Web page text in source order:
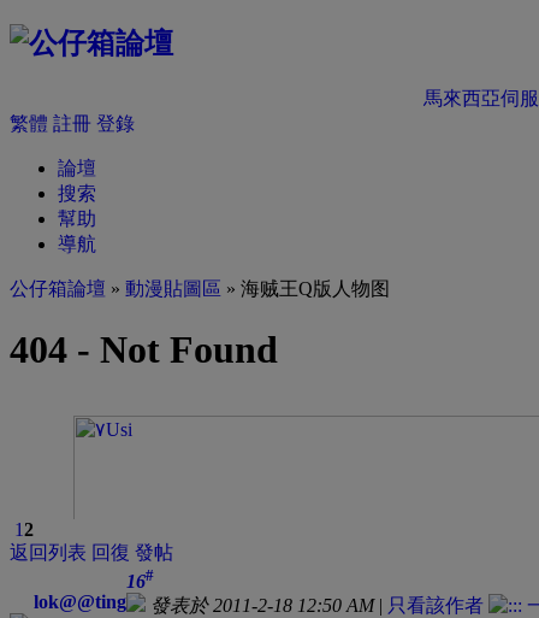
馬來西亞伺
繁體 註冊 登錄
論壇
搜索
幫助
導航
公仔箱論壇 » 動漫貼圖區 » 海贼王Q版人物图
12
返回列表 回復 發帖
lok@@ting
16#
發表於 2011-2-18 12:50 AM| 只看該作者